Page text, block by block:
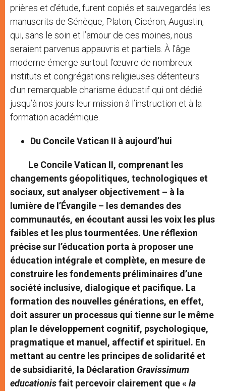
prières et d’étude, furent copiés et sauvegardés les
manuscrits de Sénèque, Platon, Cicéron, Augustin,
qui, sans le soin et l’amour de ces moines, nous
seraient parvenus appauvris et partiels. À l’âge
moderne émerge surtout l’œuvre de nombreux
instituts et congrégations religieuses détenteurs
d’un remarquable charisme éducatif qui ont dédié
jusqu’à nos jours leur mission à l’instruction et à la
formation académique.
Du Concile Vatican II à aujourd’hui
Le Concile Vatican II, comprenant les
changements géopolitiques, technologiques et
sociaux, sut analyser objectivement – à la
lumière de l’Évangile – les demandes des
communautés, en écoutant aussi les voix les plus
faibles et les plus tourmentées. Une réflexion
précise sur l’éducation porta à proposer une
éducation intégrale et complète, en mesure de
construire les fondements préliminaires d’une
société inclusive, dialogique et pacifique. La
formation des nouvelles générations, en effet,
doit assurer un processus qui tienne sur le même
plan le développement cognitif, psychologique,
pragmatique et manuel, affectif et spirituel. En
mettant au centre les principes de solidarité et
de subsidiarité, la Déclaration Gravissimum
educationisfait percevoir clairement que « la